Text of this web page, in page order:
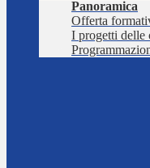
Panoramica
Offerta
I progetti delle